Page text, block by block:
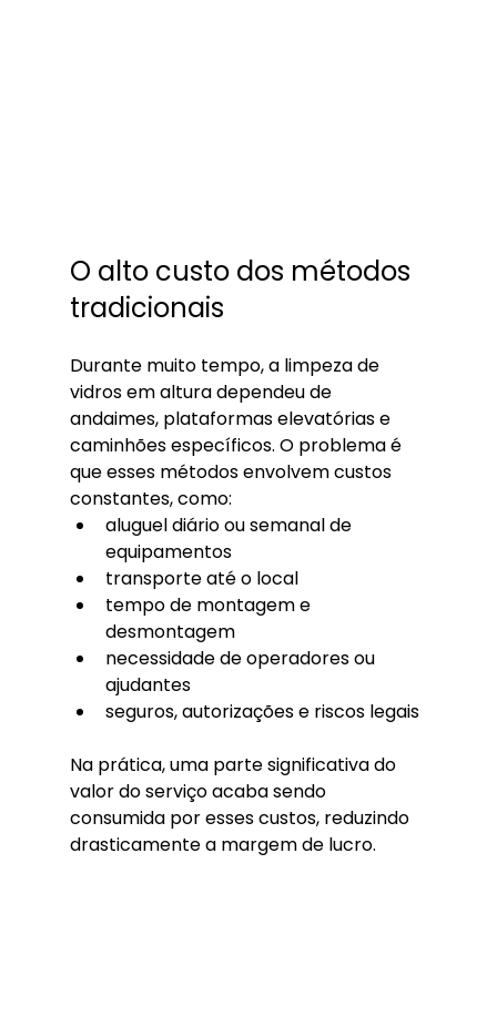
O alto custo dos métodos
tradicionais
Durante muito tempo, a limpeza de
vidros em altura dependeu de
andaimes, plataformas elevatórias e
caminhões específicos. O problema é
que esses métodos envolvem custos
constantes, como:
aluguel diário ou semanal de
equipamentos
transporte até o local
tempo de montagem e
desmontagem
necessidade de operadores ou
ajudantes
seguros, autorizações e riscos legais
Na prática, uma parte significativa do
valor do serviço acaba sendo
consumida por esses custos, reduzindo
drasticamente a margem de lucro.